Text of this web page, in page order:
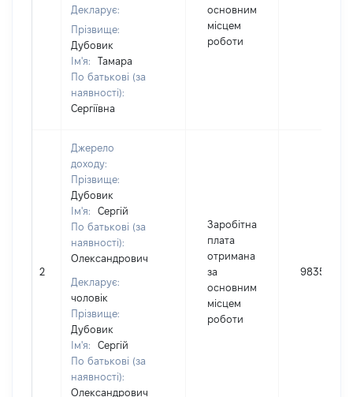
Декларує:
Прізвище:
Дубовик
Ім'я:
Тамара
По батькові (за
наявності):
Сергіївна
основним
місцем
роботи
2
Джерело
доходу:
Прізвище:
Дубовик
Ім'я:
Сергій
По батькові (за
наявності):
Олександрович
Декларує:
чоловік
Прізвище:
Дубовик
Ім'я:
Сергій
По батькові (за
наявності):
Олександрович
Заробітна
плата
отримана
за
основним
місцем
роботи
98350